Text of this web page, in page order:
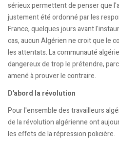
sérieux permettent de penser que
justement été ordonné par les
France, quelques jours avant
cas, aucun Algérien ne croit que le
les attentats. La communauté
dangereux de trop le prétendre,
amené à prouver le contraire.
D'abord la révolution
Pour l'ensemble des travailleurs
de la révolution algérienne ont
les effets de la répression policière.